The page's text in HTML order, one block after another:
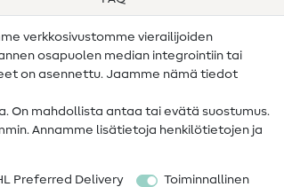
Peruutusoikeus
verkkosivustomme vierailijoiden
osapuolen median integrointiin tai
on asennettu. Jaamme nämä tiedot
On mahdollista antaa tai evätä suostumus.
Annamme lisätietoja henkilötietojen ja
Preferred Delivery Toiminnallinen